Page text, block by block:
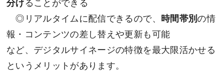
分けることができる
◎リアルタイムに配信できるので、 時間帯別の情
報・コンテンツの差し替えや更新も可能
など、デジタルサイネージの特徴を最大限活かせる
というメリットがあります。